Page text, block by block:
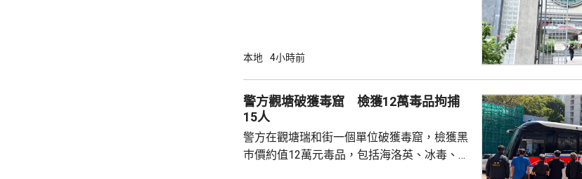
承認學生會，導致學生會無法在校內提供服
拒絕租借，發放刊物時亦遭校方沒收，形容學
生會完全失去運作空間。 對於近年多間院校學
生會相繼解散，他認為是學界以至...
本地 4小時前
警方觀塘破獲毒窟 檢獲12萬毒品拘捕
15人
警方在觀塘瑞和街一個單位破獲毒窟，檢獲黑
巿價約值12萬元毒品，包括海洛英、冰毒、含